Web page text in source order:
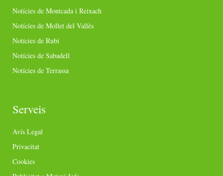
Notícies de Montcada i Reixach
Notícies de Mollet del Vallès
Notícies de Rubí
Notícies de Sabadell
Notícies de Terrassa
Serveis
Avís Legal
Privacitat
Cookies